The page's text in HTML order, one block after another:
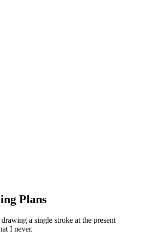
Plans
a single stroke at the present
I never.